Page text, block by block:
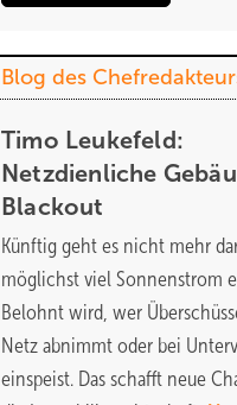
Blog des
Timo Leukefeld:
Netzdienliche
Blackout
Künftig geht es nicht mehr
möglichst viel Sonnenstrom
Belohnt wird, wer
Netz abnimmt oder bei
einspeist. Das schafft neue